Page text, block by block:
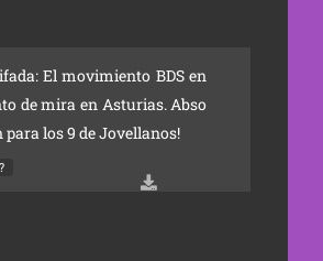
El movimiento BDS en
de mira en Asturias. Abso
los 9 de Jovellanos!